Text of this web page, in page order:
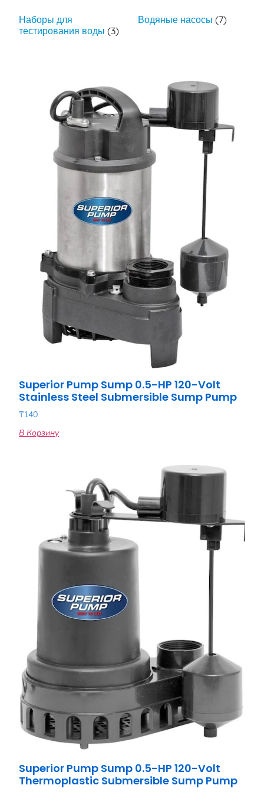
Наборы для
тестирования воды(3)
Водяные насосы (7)
Superior Pump Sump 0.5-HP 120-Volt
Stainless Steel Submersible Sump Pump
₸140
В Корзину
Superior Pump Sump 0.5-HP 120-Volt
Thermoplastic Submersible Sump Pump